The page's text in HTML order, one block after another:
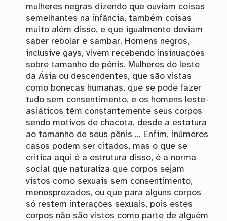
mulheres negras dizendo que ouviam coisas
semelhantes na infância, também coisas
muito além disso, e que igualmente deviam
saber rebolar e sambar. Homens negros,
inclusive gays, vivem recebendo insinuações
sobre tamanho de pênis. Mulheres do leste
da Ásia ou descendentes, que são vistas
como bonecas humanas, que se pode fazer
tudo sem consentimento, e os homens leste-
asiáticos têm constantemente seus corpos
sendo motivos de chacota, desde a estatura
ao tamanho de seus pênis … Enfim, inúmeros
casos podem ser citados, mas o que se
critica aqui é a estrutura disso, é a norma
social que naturaliza que corpos sejam
vistos como sexuais sem consentimento,
menosprezados, ou que para alguns corpos
só restem interações sexuais, pois estes
corpos não são vistos como parte de alguém